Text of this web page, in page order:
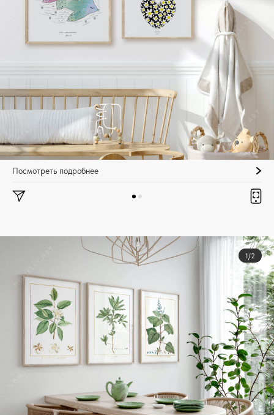
Посмотреть подробнее
1/2